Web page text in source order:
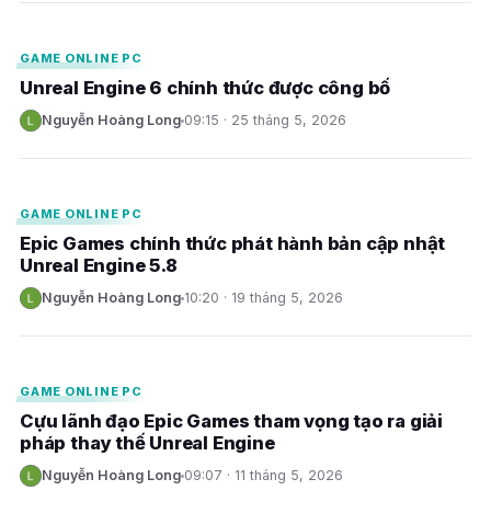
GAME ONLINE PC
Unreal Engine 6 chính thức được công bố
N Nguyễn Hoàng Long 09:15 · 25 tháng 5, 2026
GAME ONLINE PC
Epic Games chính thức phát hành bản cập nhật
Unreal Engine 5.8
N Nguyễn Hoàng Long 10:20 · 19 tháng 5, 2026
GAME ONLINE PC
Cựu lãnh đạo Epic Games tham vọng tạo ra giải
pháp thay thế Unreal Engine
N Nguyễn Hoàng Long 09:07 · 11 tháng 5, 2026